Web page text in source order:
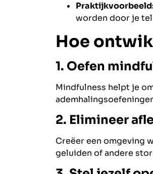
worden door je
Hoe
1. Oefen
Mindfulness helpt je
2. Elimineer
Creëer een omgeving
geluiden of andere